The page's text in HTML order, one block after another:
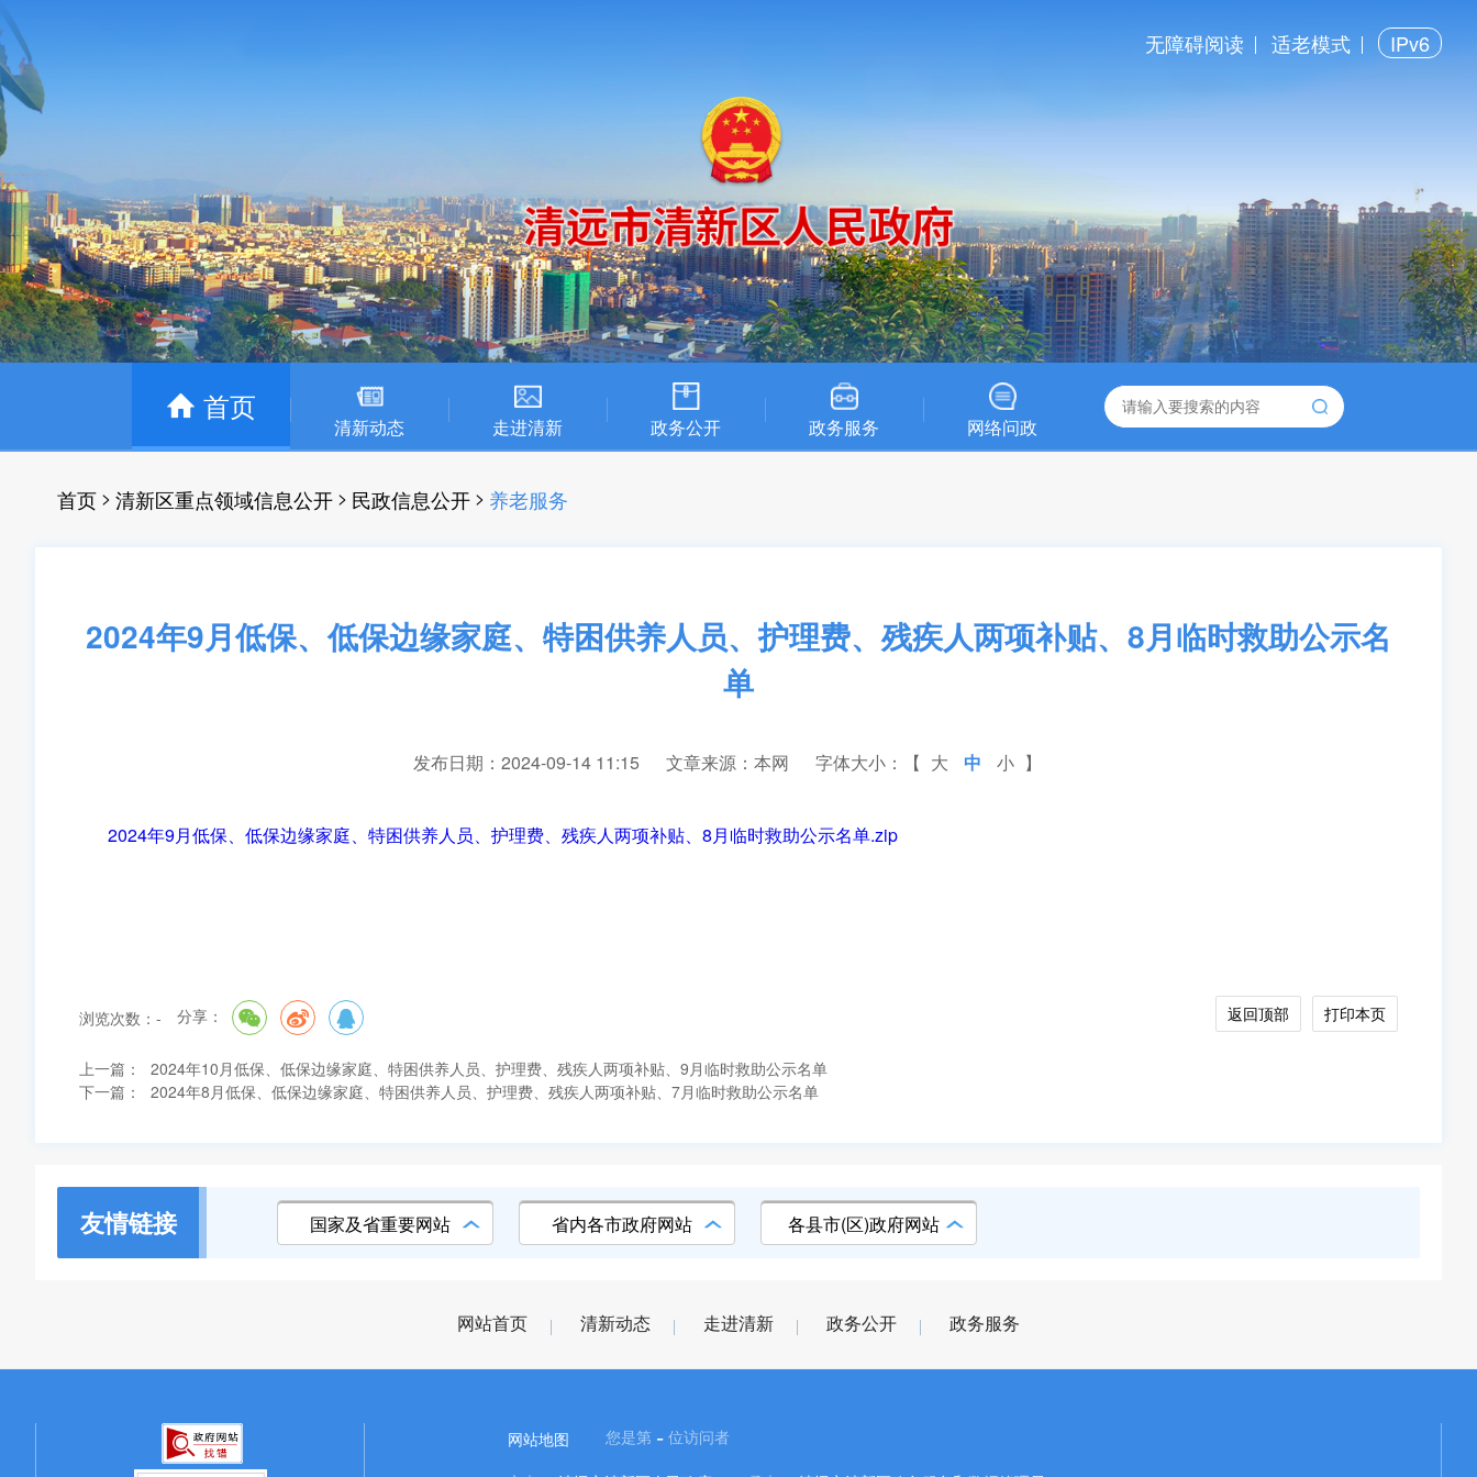
无障碍阅读 适老模式 IPv6
首页
清新动态 走进清新 政务公开 政务服务 网络问政
首页 > 清新区重点领域信息公开 > 民政信息公开 > 养老服务
2024年9月低保、低保边缘家庭、特困供养人员、护理费、残疾人两项补贴、8月临时救助公示名
单
发布日期：2024-09-14 11:15 文章来源：本网 字体大小：【 大 中 小 】
2024年9月低保、低保边缘家庭、特困供养人员、护理费、残疾人两项补贴、8月临时救助公示名单.zip
浏览次数： - 分享： 返回顶部 打印本页
上一篇：
2024年10月低保、低保边缘家庭、特困供养人员、护理费、残疾人两项补贴、9月临时救助公示名单
下一篇：
2024年8月低保、低保边缘家庭、特困供养人员、护理费、残疾人两项补贴、7月临时救助公示名单
友情链接 国家及省重要网站 省内各市政府网站 各县市(区)政府网站
网站首页 清新动态 走进清新 政务公开 政务服务
网站地图 您是第 - 位访问者